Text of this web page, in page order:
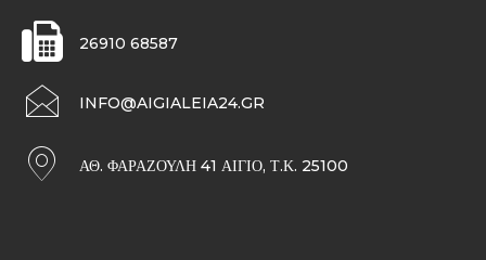
26910 68587
INFO@AIGIALEIA24.GR
ΑΘ. ΦΑΡΑΖΟΥΛΉ 41 ΑΊΓΙΟ, Τ.Κ. 25100